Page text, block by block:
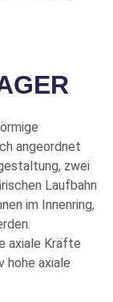
angeordnet
zwei
Laufbahn
im Innenring,
axiale Kräfte
hohe axiale